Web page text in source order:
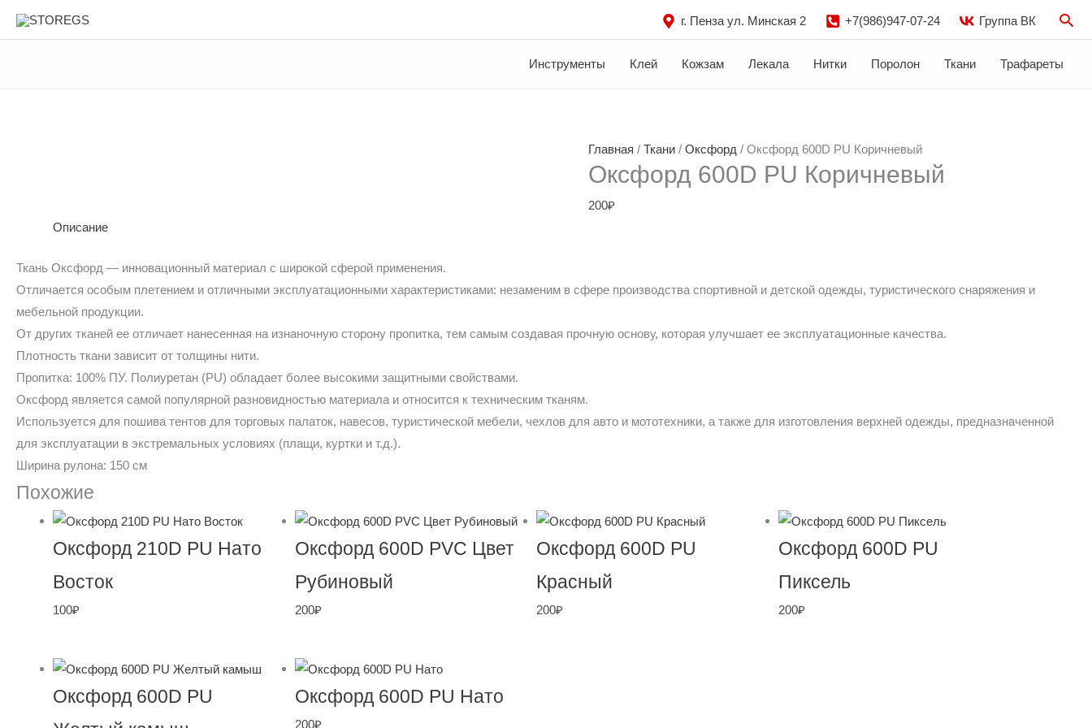
г. Пенза ул. Минская 2 +7(986)947-07-24 Группа ВК
Инструменты Клей Кожзам Лекала Нитки Поролон Ткани Трафареты
Главная /Ткани /Оксфорд / Оксфорд 600D PU Коричневый
Оксфорд 600D PU Коричневый
200₽
Описание
Ткань Оксфорд — инновационный материал с широкой сферой применения.
Отличается особым плетением и отличными эксплуатационными характеристиками: незаменим в сфере производства спортивной и детской одежды, туристического снаряжения и
мебельной продукции.
От других тканей ее отличает нанесенная на изнаночную сторону пропитка, тем самым создавая прочную основу, которая улучшает ее эксплуатационные качества.
Плотность ткани зависит от толщины нити.
Пропитка: 100% ПУ. Полиуретан (PU) обладает более высокими защитными свойствами.
Оксфорд является самой популярной разновидностью материала и относится к техническим тканям.
Используется для пошива тентов для торговых палаток, навесов, туристической мебели, чехлов для авто и мототехники, а также для изготовления верхней одежды, предназначенной
для эксплуатации в экстремальных условиях (плащи, куртки и т.д.).
Ширина рулона: 150 см
Похожие
Оксфорд 210D PU Нато
Восток
100₽
Оксфорд 600D PVC Цвет
Рубиновый
200₽
Оксфорд 600D PU
Красный
200₽
Оксфорд 600D PU
Пиксель
200₽
Оксфорд 600D PU
Оксфорд 600D PU Нато
200₽